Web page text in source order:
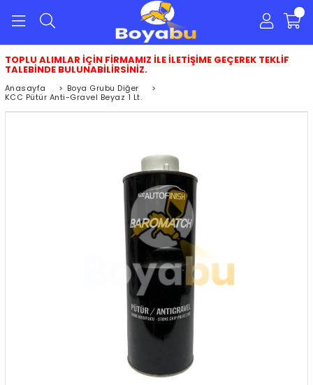
0
TOPLU ALIMLAR İÇİN FİRMAMIZ İLE İLETİŞİME GEÇEREK TEKLİF
TALEBİNDE BULUNABİLİRSİNİZ.
Anasayfa > Boya Grubu Diğer
>
KCC Pütür Anti-Gravel Beyaz 1 Lt.